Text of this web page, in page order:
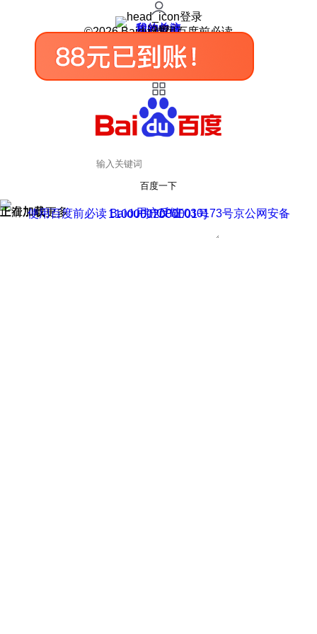
登录
我的关注
我的收藏
皮肤中心
用户反馈
设置
©2026 Baidu 使用百度前必读
百度一下
正在加载
上滑加载更多 用户反馈
使用百度前必读 Baidu 京ICP证030173号
京公网安备11000002000001号